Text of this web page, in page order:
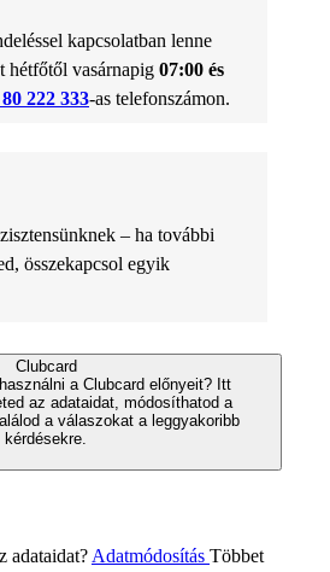
kapcsolatban lenne
hétfőtől vasárnapig 07:00 és
222 333-as telefonszámon.
– ha további
összekapcsol egyik
Clubcard
a Clubcard előnyeit? Itt
az adataidat, módosíthatod a
a válaszokat a leggyakoribb
kérdésekre.
adataidat? Adatmódosítás Többet